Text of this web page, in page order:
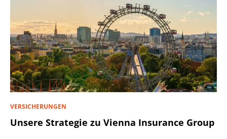
VERSICHERUNGEN
Unsere Strategie zu Vienna Insurance Group